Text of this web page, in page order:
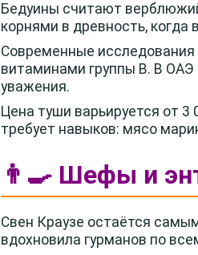
Бедуины считают
корнями в древность,
Современные
витаминами группы B. В
уважения.
Цена туши варьируется от
требует навыков: мясо
👨‍🍳 Шефы и
Свен Краузе остаётся
вдохновила гурманов по